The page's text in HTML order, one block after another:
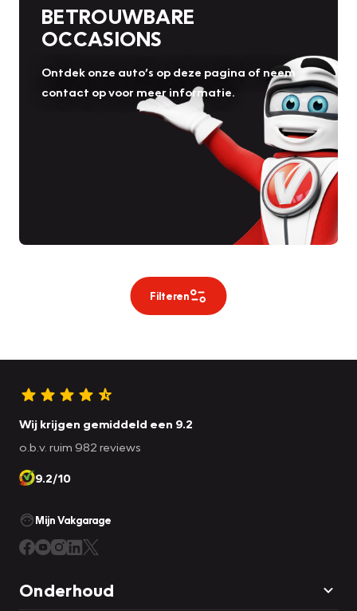
BETROUWBARE
OCCASIONS
Ontdek onze auto’s op deze pagina of neem
contact op voor meer informatie.
Filteren
Wij krijgen gemiddeld een 9.2
o.b.v. ruim 982 reviews
9.2/10
Mijn Vakgarage
Onderhoud